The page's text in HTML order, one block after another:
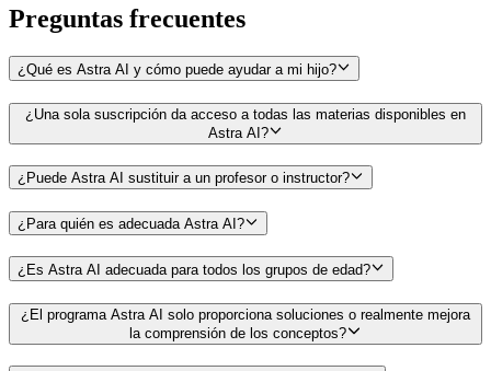
Preguntas frecuentes
¿Qué es Astra AI y cómo puede ayudar a mi hijo?
¿Una sola suscripción da acceso a todas las materias disponibles en
Astra AI?
¿Puede Astra AI sustituir a un profesor o instructor?
¿Para quién es adecuada Astra AI?
¿Es Astra AI adecuada para todos los grupos de edad?
¿El programa Astra AI solo proporciona soluciones o realmente mejora
la comprensión de los conceptos?